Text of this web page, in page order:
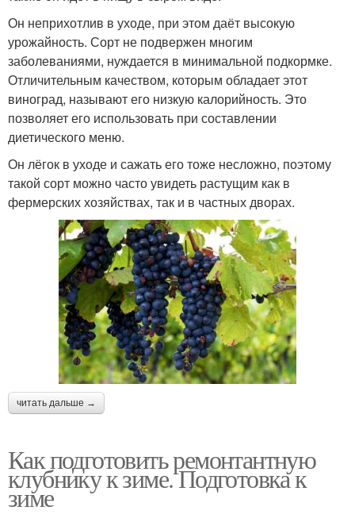
Он неприхотлив в уходе, при этом даёт высокую
урожайность. Сорт не подвержен многим
заболеваниями, нуждается в минимальной подкормке.
Отличительным качеством, которым обладает этот
виноград, называют его низкую калорийность. Это
позволяет его использовать при составлении
диетического меню.
Он лёгок в уходе и сажать его тоже несложно, поэтому
такой сорт можно часто увидеть растущим как в
фермерских хозяйствах, так и в частных дворах.
читать дальше →
Как подготовить ремонтантную
клубнику к зиме. Подготовка к
зиме